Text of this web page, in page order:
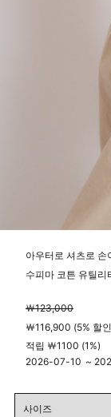
아우터로 셔츠로 손
수피마 코튼 유틸리
￦123,000
￦116,900 (5% 할
적립 ￦1100 (1%)
2026-07-10 ~